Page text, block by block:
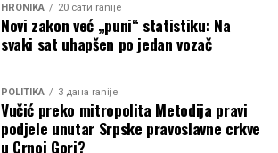
HRONIKA 20 сати ranije
Novi zakon već „puni“ statistiku: Na
svaki sat uhapšen po jedan vozač
POLITIKA 3 дана ranije
Vučić preko mitropolita Metodija pravi
podjele unutar Srpske pravoslavne crkve
u Crnoj Gori?